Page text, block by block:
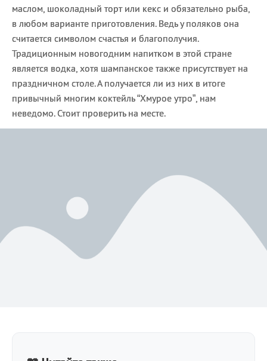
маслом, шоколадный торт или кекс и обязательно рыба,
в любом варианте приготовления. Ведь у поляков она
считается символом счастья и благополучия.
Традиционным новогодним напитком в этой стране
является водка, хотя шампанское также присутствует на
праздничном столе. А получается ли из них в итоге
привычный многим коктейль “Хмурое утро”, нам
неведомо. Стоит проверить на месте.